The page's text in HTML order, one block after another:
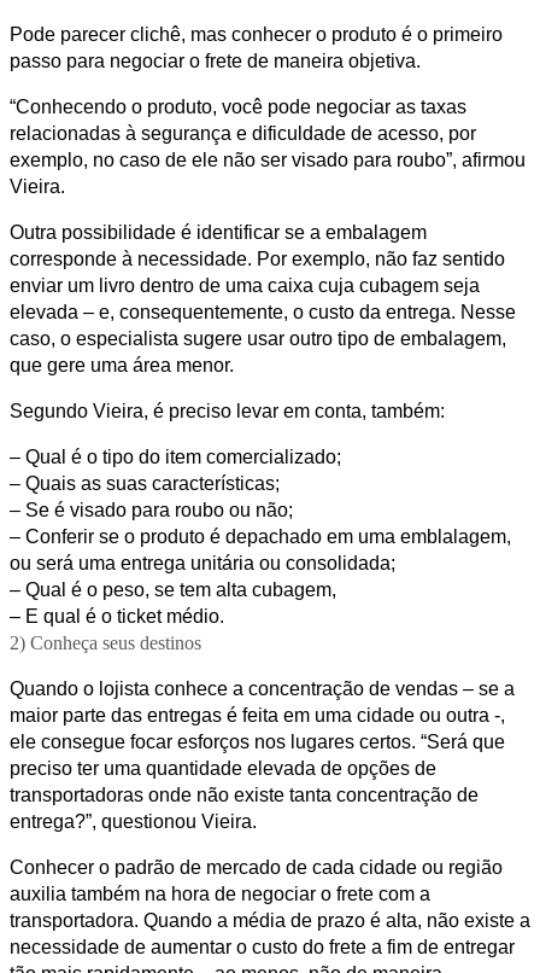
Pode parecer clichê, mas conhecer o produto é o primeiro
passo para negociar o frete de maneira objetiva.
“Conhecendo o produto, você pode negociar as taxas
relacionadas à segurança e dificuldade de acesso, por
exemplo, no caso de ele não ser visado para roubo”, afirmou
Vieira.
Outra possibilidade é identificar se a embalagem
corresponde à necessidade. Por exemplo, não faz sentido
enviar um livro dentro de uma caixa cuja cubagem seja
elevada – e, consequentemente, o custo da entrega. Nesse
caso, o especialista sugere usar outro tipo de embalagem,
que gere uma área menor.
Segundo Vieira, é preciso levar em conta, também:
– Qual é o tipo do item comercializado;
– Quais as suas características;
– Se é visado para roubo ou não;
– Conferir se o produto é depachado em uma emblalagem,
ou será uma entrega unitária ou consolidada;
– Qual é o peso, se tem alta cubagem,
– E qual é o ticket médio.
2) Conheça seus destinos
Quando o lojista conhece a concentração de vendas – se a
maior parte das entregas é feita em uma cidade ou outra -,
ele consegue focar esforços nos lugares certos. “Será que
preciso ter uma quantidade elevada de opções de
transportadoras onde não existe tanta concentração de
entrega?”, questionou Vieira.
Conhecer o padrão de mercado de cada cidade ou região
auxilia também na hora de negociar o frete com a
transportadora. Quando a média de prazo é alta, não existe a
necessidade de aumentar o custo do frete a fim de entregar